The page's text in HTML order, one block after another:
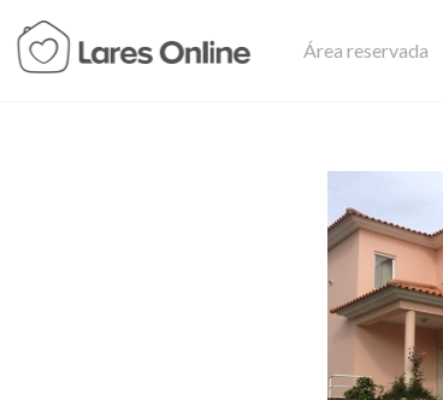
Área reservada